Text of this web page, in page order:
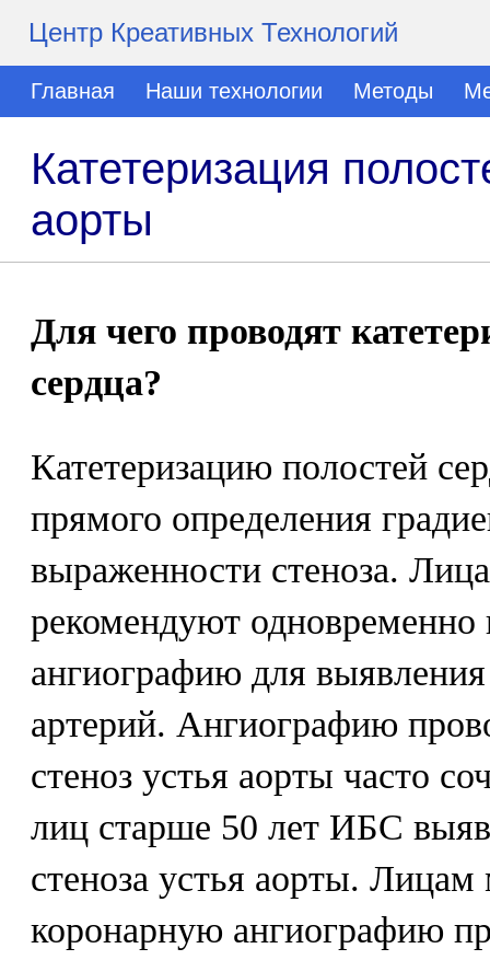
Центр Креативных Технологий
Главная Наши технологии Методы
Катетеризация
аорты
Для чего проводят
сердца?
Катетеризацию полостей
прямого определения
выраженности стеноза.
рекомендуют
ангиографию для
артерий. Ангиографию
стеноз устья аорты часто
лиц старше 50 лет ИБС
стеноза устья аорты.
коронарную ангиографию